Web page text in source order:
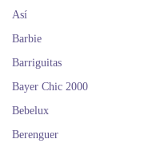
Así
Barbie
Barriguitas
Bayer Chic 2000
Bebelux
Berenguer